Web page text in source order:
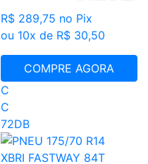
R$ 289,75 no Pix
ou 10x de R$ 30,50
COMPRE AGORA
C
C
72DB